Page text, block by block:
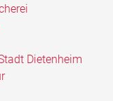
Dietenheim